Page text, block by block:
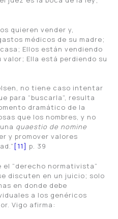
quieren vender y,
médicos de su madre;
Ellos están vendiendo
Ella está perdiendo su
no tiene caso intentar
para “buscarla”, resulta
dramático de la
que los nombres, y no
quaestio de nomine
y promover valores
[11] p. 39
el “derecho normativista”
discuten en un juicio; solo
en donde debe
a los genéricos
Vigo afirma: